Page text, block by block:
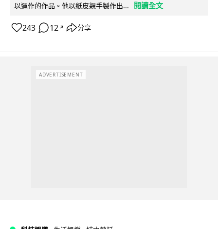
以運作的作品。他以紙皮親手製作出...
閱讀全文
243 12 ↗ 分享
ADVERTISEMENT